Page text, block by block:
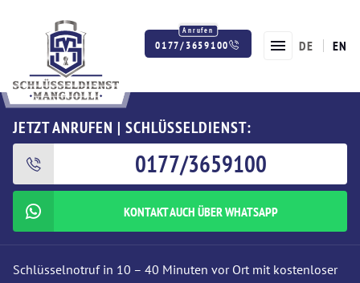
0177/3659100 DE EN
JETZT ANRUFEN | SCHLÜSSELDIENST:
0177/3659100
KONTAKT AUCH ÜBER WHATSAPP
Schlüsselnotruf in 10 – 40 Minuten vor Ort mit kostenloser